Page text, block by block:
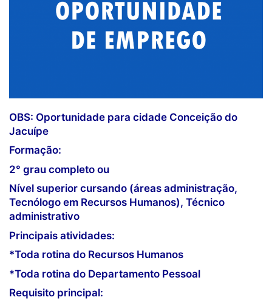
OBS: Oportunidade para cidade Conceição do
Jacuípe
Formação:
2° grau completo ou
Nível superior cursando (áreas administração,
Tecnólogo em Recursos Humanos), Técnico
administrativo
Principais atividades:
*Toda rotina do Recursos Humanos
*Toda rotina do Departamento Pessoal
Requisito principal: